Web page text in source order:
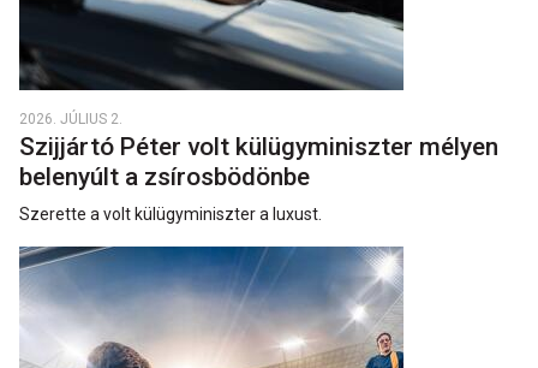
2026. JÚLIUS 2.
Szijjártó Péter volt külügyminiszter mélyen
belenyúlt a zsírosbödönbe
Szerette a volt külügyminiszter a luxust.